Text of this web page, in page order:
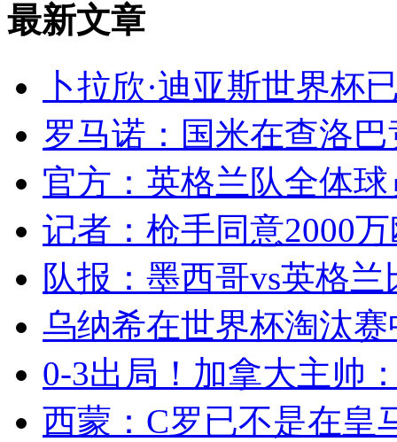
最新文章
卜拉欣·迪亚斯世界杯
罗马诺：国米在查洛
官方：英格兰队全体
记者：枪手同意2000
队报：墨西哥vs英格
乌纳希在世界杯淘汰
0-3出局！加拿大主帅
西蒙：C罗已不是在皇